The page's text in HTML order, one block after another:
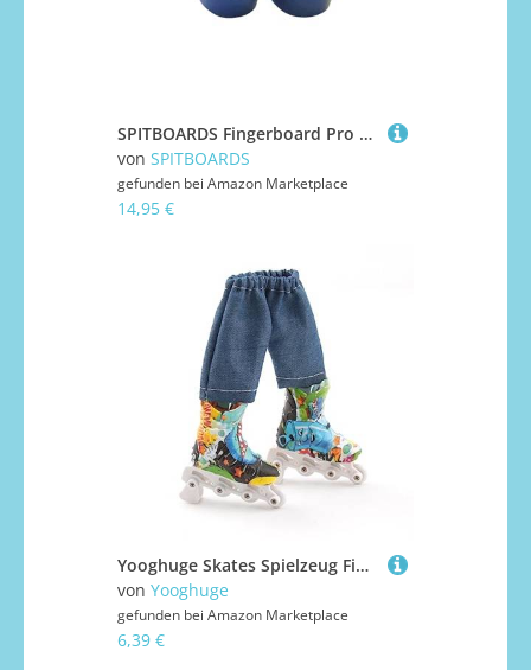
SPITBOARDS Fingerboard Pro Wheels mit echten Kugellagern, Professional CNC Polyurethan Qualität, Street Wheels Shape, (Blau)
von SPITBOARDS
gefunden bei Amazon Marketplace
14,95 €
Yooghuge Skates Spielzeug Fingerboard Sneaker Keychain Dekoration Sammler Geschenk Für Kinder Jungen Mädchen Interaktive Spielzeug Skating Accessoires Anfänger Finger Skateboarding Spaß
von Yooghuge
gefunden bei Amazon Marketplace
6,39 €